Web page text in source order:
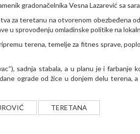
gradonačelnika Vesna Lazarević sa
za teretanu na otvorenom obezbeđena
u sprovođenju omladinske politike na
terena, temelje za fitnes sprave,
sadnja stabala, a u planu je i farbanje
ograde od žice u donjem delu terena,
TERETANA